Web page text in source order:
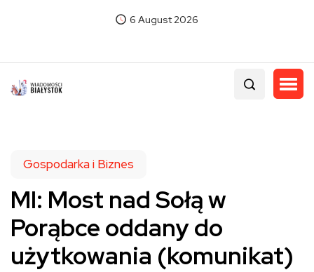
6 August 2026
Gospodarka i Biznes
MI: Most nad Sołą w
Porąbce oddany do
użytkowania (komunikat)